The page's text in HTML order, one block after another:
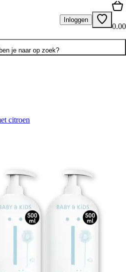
Inloggen
0.00
je naar op zoek?
citroen